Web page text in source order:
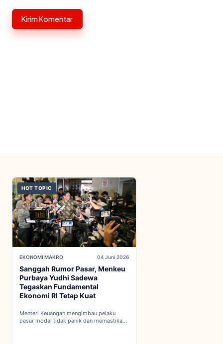
HOT TOPIC
EKONOMI MAKRO 04 Juni 2026
Sanggah Rumor Pasar, Menkeu
Purbaya Yudhi Sadewa
Tegaskan Fundamental
Ekonomi RI Tetap Kuat
Menteri Keuangan mengimbau pelaku
pasar modal tidak panik dan memastikan